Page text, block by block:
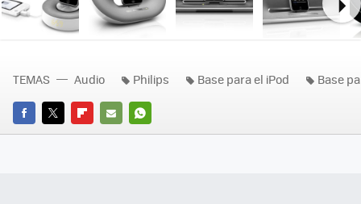
FACEBOOK
TWITTERFLIPBOARD
E-
WHATSAPP
TEMAS Audio Philips Base para el iPod Base